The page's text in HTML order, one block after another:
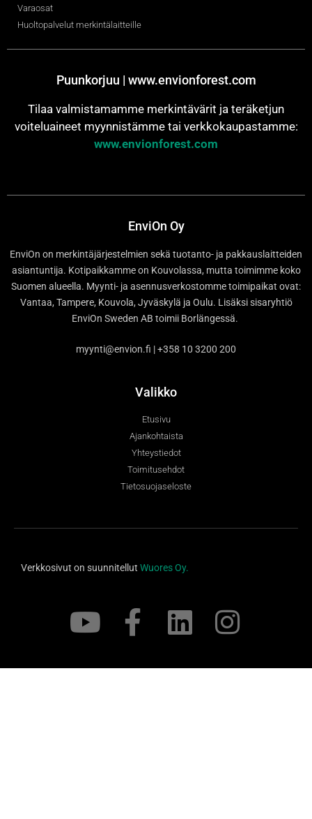
Varaosat
Huoltopalvelut merkintälaitteille
Puunkorjuu | www.envionforest.com
Tilaa valmistamamme merkintävärit ja teräketjun
voiteluaineet myynnistämme tai verkkokaupastamme:
www.envionforest.com
EnviOn Oy
EnviOn on merkintäjärjestelmien sekä tuotanto- ja pakkauslaitteiden
asiantuntija. Kotipaikkamme on Kouvolassa, mutta toimimme koko
Suomen alueella. Myynti- ja asennusverkostomme toimipaikat ovat:
Vantaa, Tampere, Kouvola, Jyväskylä ja Oulu. Lisäksi sisaryhtiö
EnviOn Sweden AB toimii Borlängessä.
myynti@envion.fi | +358 10 3200 200
Valikko
Etusivu
Ajankohtaista
Yhteystiedot
Toimitusehdot
Tietosuojaseloste
Verkkosivut on suunnitellut Wuores Oy.